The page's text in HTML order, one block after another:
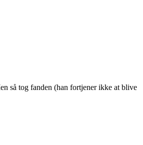
så tog fanden (han fortjener ikke at blive